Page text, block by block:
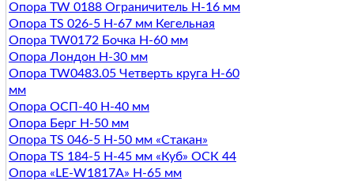
Опора TW 0188 Ограничитель H-16 мм
Опора TS 026-5 H-67 мм Кегельная
Опора TW0172 Бочка H-60 мм
Опора Лондон H-30 мм
Опора TW0483.05 Четверть круга H-60
мм
Опора ОСП-40 H-40 мм
Опора Берг Н-50 мм
Опора TS 046-5 H-50 мм «Стакан»
Опора TS 184-5 H-45 мм «Куб» ОСК 44
Опора «LE-W1817A» Н-65 мм